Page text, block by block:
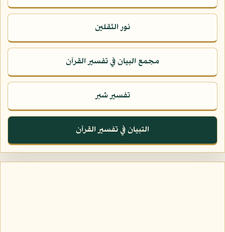
نور الثقلين
مجمع البيان في تفسير القرآن
تفسير شبر
التبيان في تفسير القرآن